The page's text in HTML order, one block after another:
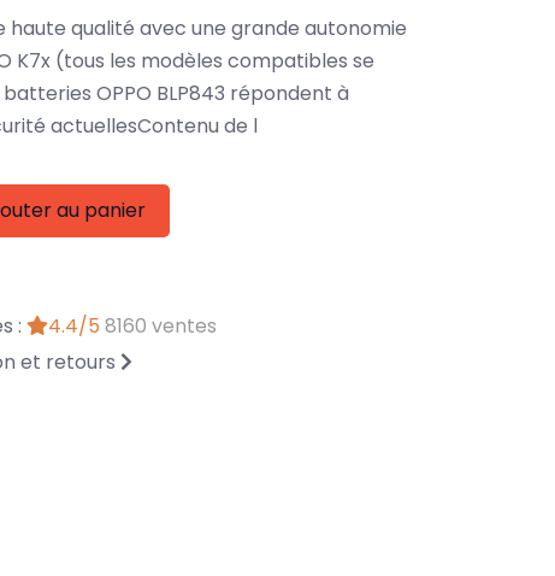
qualité avec une grande autonomie
K7x (tous les modèles compatibles se
OPPO BLP843 répondent à
actuellesContenu de l
au panier
:
4.4/5 8160 ventes
et retours